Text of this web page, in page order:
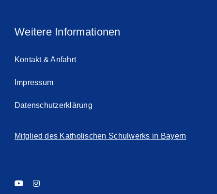
Weitere Informationen
Kontakt & Anfahrt
Impressum
Datenschutzerklärung
Mitglied des Katholischen Schulwerks in Bayern